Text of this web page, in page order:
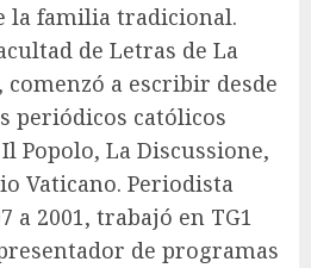
la familia tradicional.
de Letras de La
comenzó a escribir desde
periódicos católicos
Popolo, La Discussione,
Vaticano. Periodista
a 2001, trabajó en TG1
de programas